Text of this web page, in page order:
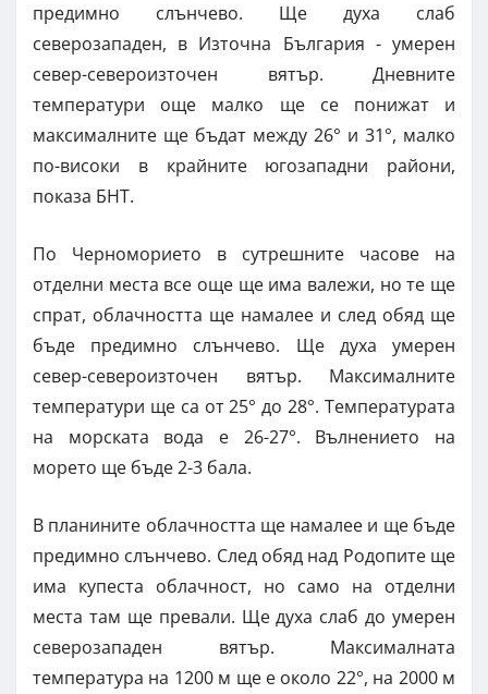
предимно слънчево. Ще духа слаб
северозападен, в Източна България - умерен
север-североизточен вятър. Дневните
температури още малко ще се понижат и
максималните ще бъдат между 26° и 31°, малко
по-високи в крайните югозападни райони,
показа БНТ.
По Черноморието в сутрешните часове на
отделни места все още ще има валежи, но те ще
спрат, облачността ще намалее и след обяд ще
бъде предимно слънчево. Ще духа умерен
север-североизточен вятър. Максималните
температури ще са от 25° до 28°. Температурата
на морската вода е 26-27°. Вълнението на
морето ще бъде 2-3 бала.
В планините облачността ще намалее и ще бъде
предимно слънчево. След обяд над Родопите ще
има купеста облачност, но само на отделни
места там ще превали. Ще духа слаб до умерен
северозападен вятър. Максималната
температура на 1200 м ще е около 22°, на 2000 м